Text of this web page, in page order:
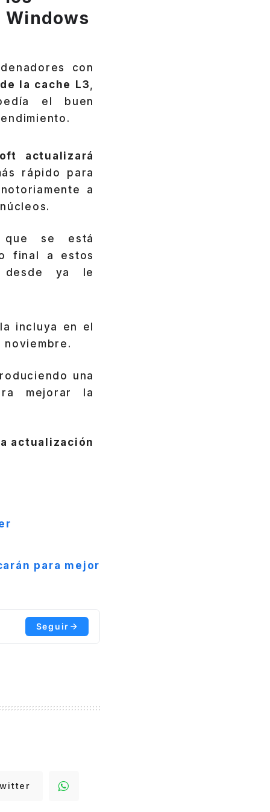
Windows
con
la cache L3,
el buen
actualizará
rápido para
a
se está
final a estos
desde ya le
incluya en el
una
mejorar la
actualización
para mejor
Seguir